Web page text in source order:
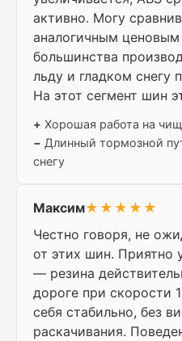
активно. Могу
аналогичным
большинства
льду и гладком снегу
На этот сегмент шин
+ Хорошая работа на
− Длинный тормозной
снегу
Максим★★★★★
Честно говоря, не
от этих шин. Приятно
— резина
дороге при скорости
себя стабильно, без
раскачивания.